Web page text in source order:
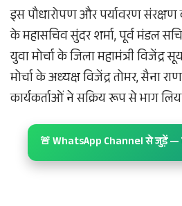
इस पौधारोपण और पर्यावरण संरक्षण
के महासचिव सुंदर शर्मा, पूर्व मंडल
युवा मोर्चा के जिला महामंत्री विजेंद्र
मोर्चा के अध्यक्ष विजेंद्र तोमर, सैना
कार्यकर्ताओं ने सक्रिय रूप से भाग
🚨 WhatsApp Channel से जुड़ें